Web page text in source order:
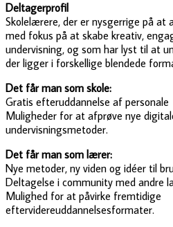
Deltagerprofil
Skolelærere, der er nysgerrige på
med fokus på at skabe kreativ,
undervisning, og som har lyst til at
der ligger i forskellige blendede
Det får man som skole:
Gratis efteruddannelse af personale
Muligheder for at afprøve nye
undervisningsmetoder.
Det får man som lærer:
Nye metoder, ny viden og idéer til
Deltagelse i community med andre
Mulighed for at påvirke fremtidige
eftervidereuddannelsesformater.